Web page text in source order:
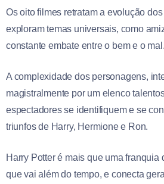
Os oito filmes retratam a evolução
exploram temas universais, como
constante embate entre o bem e o mal.
A complexidade dos personagens,
magistralmente por um elenco
espectadores se identifiquem e se
triunfos de Harry, Hermione e Ron.
Harry Potter é mais que uma franquia
que vai além do tempo, e conecta